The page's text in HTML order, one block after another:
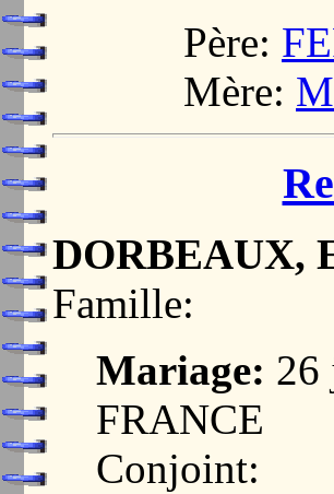
Père:
Mère:
DORBEAUX,
Famille:
Mariage: 26
FRANCE
Conjoint: